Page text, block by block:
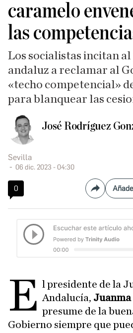
caramelo
las
Los socialistas incitan
andaluz a reclamar al
«techo competencial»
para blanquear las
José Rodríguez
Sevilla
06 dic. 2023 - 04:30
0 Compartir
E l presidente de la
Andalucía,
presume de la
Gobierno siempre que